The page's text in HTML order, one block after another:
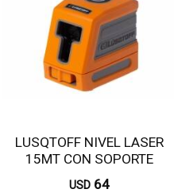
LUSQTOFF NIVEL LASER
15MT CON SOPORTE
NVL5-8
USD 64